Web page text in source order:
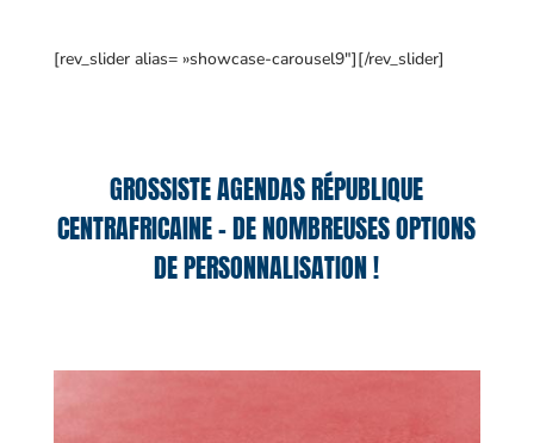
[rev_slider alias= »showcase-carousel9″][/rev_slider]
GROSSISTE AGENDAS RÉPUBLIQUE
CENTRAFRICAINE – DE NOMBREUSES OPTIONS
DE PERSONNALISATION !